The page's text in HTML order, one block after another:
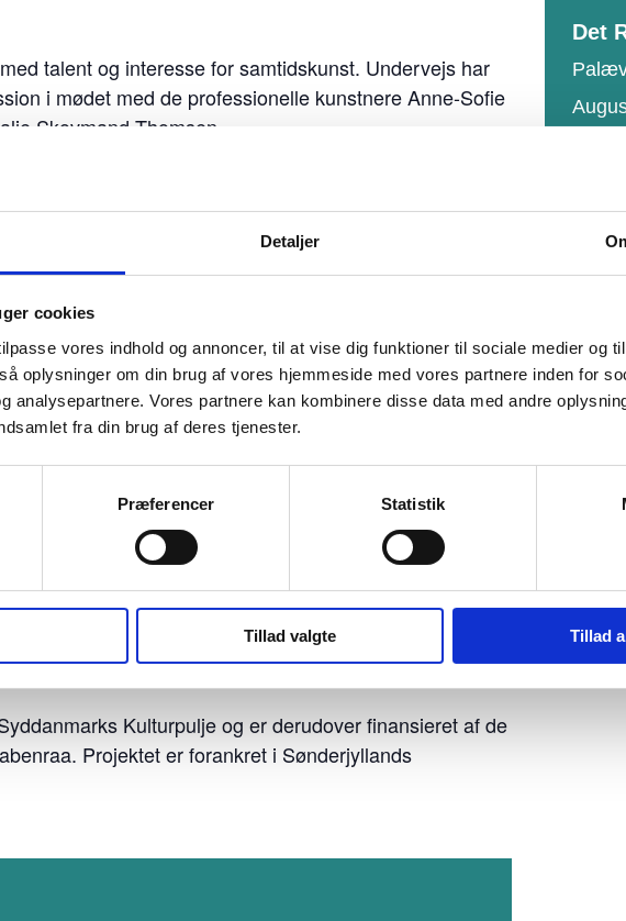
Detaljer
cookies
vores indhold og annoncer, til at vise dig funktioner til sociale medier og
oplysninger om din brug af vores hjemmeside med vores partnere inden for
analysepartnere. Vores partnere kan kombinere disse data med andre
fra din brug af deres tjenester.
Præferencer Statistik
Tillad valgte Tillad
talent og interesse for samtidskunst. Undervejs har
i mødet med de professionelle kunstnere Anne-Sofie
Skovmand Thomsen.
Birkebæk, Atlas Skov Thomasen, Atlas
Nissen Huusmann.
Kjelgaard Nielsen, Clara Gustafsson, Mia
Julie Beck Jensen, Asger Raarup-Hellesøe,
16. maj til den 2. august 2026 tirsdag – søndag kl. 12-16
i Augustenborg. Herefter ruller udstillingen videre
Aabenraa:15. – 30. august 2026
2026
Kulturpulje og er derudover finansieret af de
Projektet er forankret i Sønderjyllands
Det
Se